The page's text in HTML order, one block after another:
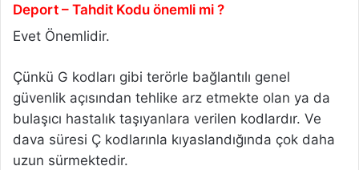
Deport – Tahdit Kodu önemli mi ?
Evet Önemlidir.
Çünkü G kodları gibi terörle bağlantılı genel
güvenlik açısından tehlike arz etmekte olan ya da
bulaşıcı hastalık taşıyanlara verilen kodlardır. Ve
dava süresi Ç kodlarınla kıyaslandığında çok daha
uzun sürmektedir.